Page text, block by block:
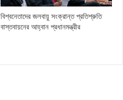
বিশ্বনেতাদের জলবায়ু সংক্রান্ত প্রতিশ্রুতি
বাস্তবায়নের আহ্বান প্রধানমন্ত্রীর